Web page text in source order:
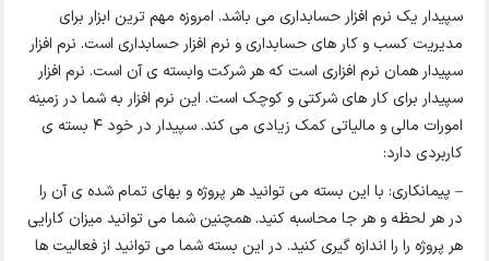
سپیدار یک نرم افزار حسابداری می باشد. امروزه مهم ترین ابزار برای
مدیریت کسب و کار های حسابداری و نرم افزار حسابداری است. نرم افزار
سپیدار همان نرم افزاری است که هر شرکت وابسته ی آن است. نرم افزار
سپیدار برای کار های شرکتی و کوچک است. این نرم افزار به شما در زمینه
امورات مالی و مالیاتی کمک زیادی می کند. سپیدار در خود 4 بسته ی
کاربردی دارد:
– پیمانکاری: با این بسته می توانید هر پروژه و بهای تمام شده ی آن را
در هر لحظه و هر جا محاسبه کنید. همچنین شما می توانید میزان کارایی
هر پروژه را را اندازه گیری کنید. در این بسته شما می توانید از فعالیت ها